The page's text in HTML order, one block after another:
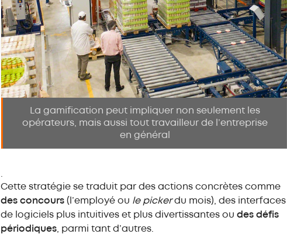
La gamification peut impliquer non seulement les
opérateurs, mais aussi tout travailleur de l’entreprise
en général
.
Cette stratégie se traduit par des actions concrètes comme
des concours (l’employé ou le pickerdu mois), des interfaces
de logiciels plus intuitives et plus divertissantes ou des défis
périodiques, parmi tant d’autres.